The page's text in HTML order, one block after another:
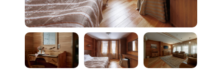
CЛУЖБА БРОНИРОВАНИЯ:
8 (800) 302 73 74
НАШ АДРЕС
601293, Владимирская область,
г. Суздаль, ул. Толстого д. 5